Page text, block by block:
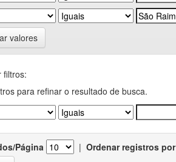
valores
filtros:
para refinar o resultado de busca.
Página | Ordenar registros por